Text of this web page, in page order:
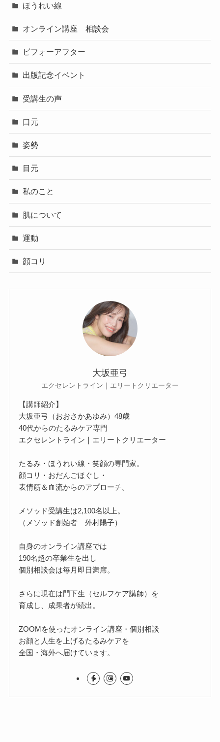
ほうれい線
オンライン講座 相談会
ビフォーアフター
出版記念イベント
受講生の声
口元
姿勢
目元
私のこと
肌について
運動
顔コリ
大坂亜弓
エクセレントライン｜エリートクリエーター
【講師紹介】
大坂亜弓（おおさかあゆみ）48歳
40代からのたるみケア専門
エクセレントライン｜エリートクリエーター
たるみ・ほうれい線・笑顔の専門家。
顔コリ・おだんごほぐし・
表情筋＆血流からのアプローチ。
メソッド受講生は2,100名以上。
（メソッド創始者 外村陽子）
自身のオンライン講座では
190名超の卒業生を出し
個別相談会は毎月即日満席。
さらに現在は門下生（セルフケア講師）を
育成し、成果者が続出。
ZOOMを使ったオンライン講座・個別相談
お顔と人生を上げるたるみケアを
全国・海外へ届けています。